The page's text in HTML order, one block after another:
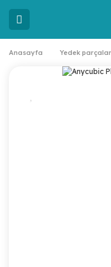
Anasayfa Yedek parçalar